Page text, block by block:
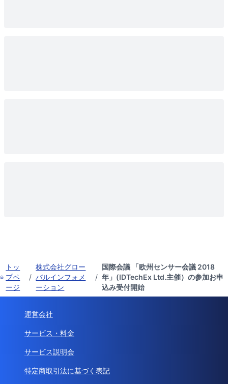
トッ
プペ
ージ
/
株式会社グロー
バルインフォメ
ーション
/
国際会議 「欧州センサー会議 2018
年」(IDTechEx Ltd.主催）の参加お申
込み受付開始
運営会社
サービス・料金
サービス説明会
特定商取引法に基づく表記